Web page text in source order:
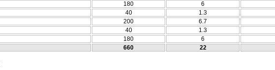
180
6
40
1.3
200
6.7
40
1.3
180
6
660 22